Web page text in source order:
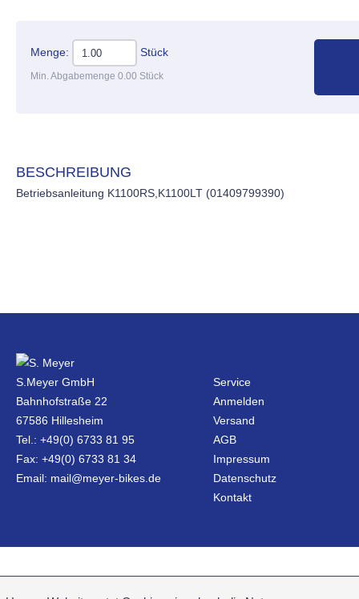
Menge: Stück
Min. Abgabemenge 0.00 Stück
BESCHREIBUNG
Betriebsanleitung K1100RS,K1100LT (01409799390)
S.Meyer GmbH
Bahnhofstraße 22
67586 Hillesheim
Tel.: +49(0) 6733 81 95
Fax: +49(0) 6733 81 34
Email: mail@meyer-bikes.de
Service
Anmelden
Versand
AGB
Impressum
Datenschutz
Kontakt